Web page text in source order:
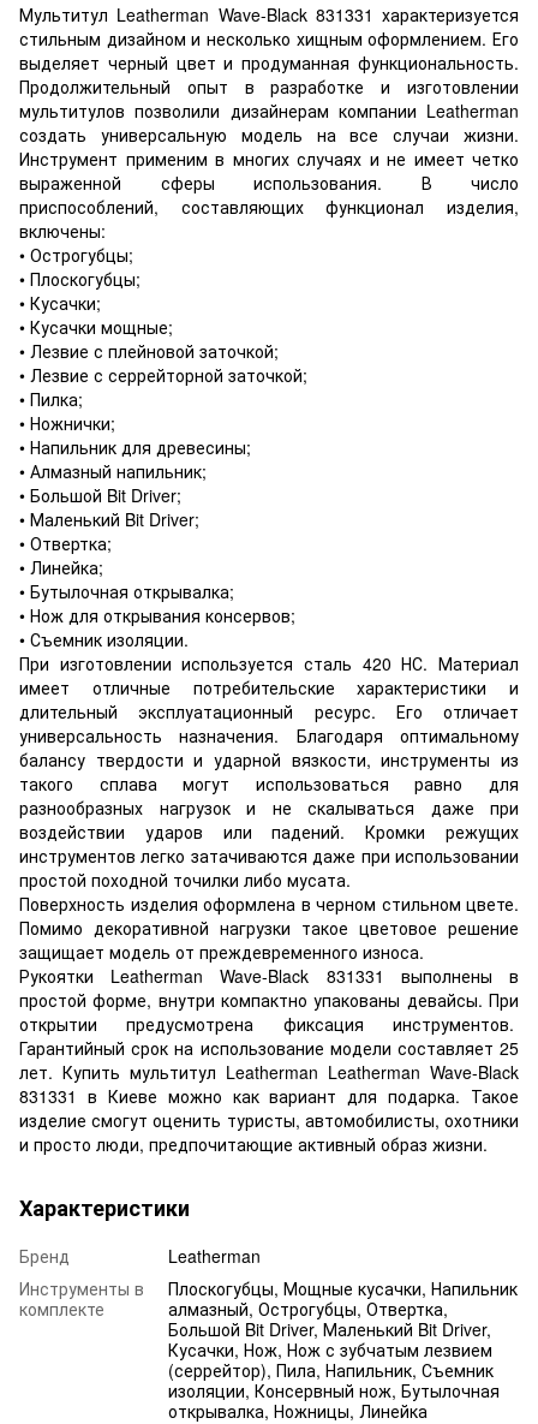
Мультитул Leatherman Wave-Black 831331 характеризуется
стильным дизайном и несколько хищным оформлением. Его
выделяет черный цвет и продуманная функциональность.
Продолжительный опыт в разработке и изготовлении
мультитулов позволили дизайнерам компании Leatherman
создать универсальную модель на все случаи жизни.
Инструмент применим в многих случаях и не имеет четко
выраженной сферы использования. В число
приспособлений, составляющих функционал изделия,
включены:
• Острогубцы;
• Плоскогубцы;
• Кусачки;
• Кусачки мощные;
• Лезвие с плейновой заточкой;
• Лезвие с серрейторной заточкой;
• Пилка;
• Ножнички;
• Напильник для древесины;
• Алмазный напильник;
• Большой Bit Driver;
• Маленький Bit Driver;
• Отвертка;
• Линейка;
• Бутылочная открывалка;
• Нож для открывания консервов;
• Съемник изоляции.
При изготовлении используется сталь 420 НС. Материал
имеет отличные потребительские характеристики и
длительный эксплуатационный ресурс. Его отличает
универсальность назначения. Благодаря оптимальному
балансу твердости и ударной вязкости, инструменты из
такого сплава могут использоваться равно для
разнообразных нагрузок и не скалываться даже при
воздействии ударов или падений. Кромки режущих
инструментов легко затачиваются даже при использовании
простой походной точилки либо мусата.
Поверхность изделия оформлена в черном стильном цвете.
Помимо декоративной нагрузки такое цветовое решение
защищает модель от преждевременного износа.
Рукоятки Leatherman Wave-Black 831331 выполнены в
простой форме, внутри компактно упакованы девайсы. При
открытии предусмотрена фиксация инструментов.
Гарантийный срок на использование модели составляет 25
лет. Купить мультитул Leatherman Leatherman Wave-Black
831331 в Киеве можно как вариант для подарка. Такое
изделие смогут оценить туристы, автомобилисты, охотники
и просто люди, предпочитающие активный образ жизни.
Характеристики
Бренд
Leatherman
Инструменты в
комплекте
Плоскогубцы, Мощные кусачки, Напильник
алмазный, Острогубцы, Отвертка,
Большой Bit Driver, Маленький Bit Driver,
Кусачки, Нож, Нож с зубчатым лезвием
(серрейтор), Пила, Напильник, Съемник
изоляции, Консервный нож, Бутылочная
открывалка, Ножницы, Линейка